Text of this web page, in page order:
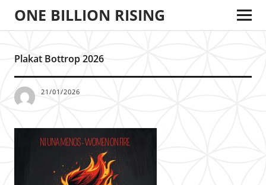
ONE BILLION RISING
Plakat Bottrop 2026
21/01/2026